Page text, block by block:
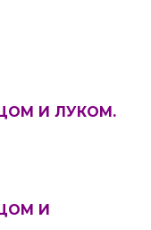
И ЛУКОМ.
И